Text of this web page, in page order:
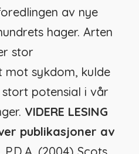
av nye
hager. Arten
stor
mot sykdom, kulde
potensial i vår
VIDERE LESING
publikasjoner av